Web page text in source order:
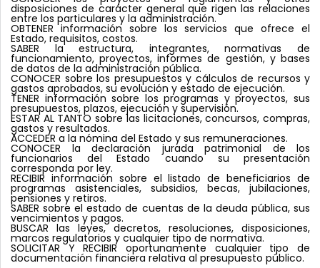
disposiciones de carácter general que rigen las relaciones
entre los particulares y la administración.
OBTENER información sobre los servicios que ofrece el
Estado, requisitos, costos.
SABER la estructura, integrantes, normativas de
funcionamiento, proyectos, informes de gestión, y bases
de datos de la administración pública.
CONOCER sobre los presupuestos y cálculos de recursos y
gastos aprobados, su evolución y estado de ejecución.
TENER información sobre los programas y proyectos, sus
presupuestos, plazos, ejecución y supervisión.
ESTAR AL TANTO sobre las licitaciones, concursos, compras,
gastos y resultados.
ACCEDER a la nómina del Estado y sus remuneraciones.
CONOCER la declaración jurada patrimonial de los
funcionarios del Estado cuando su presentación
corresponda por ley.
RECIBIR información sobre el listado de beneficiarios de
programas asistenciales, subsidios, becas, jubilaciones,
pensiones y retiros.
SABER sobre el estado de cuentas de la deuda pública, sus
vencimientos y pagos.
BUSCAR las leyes, decretos, resoluciones, disposiciones,
marcos regulatorios y cualquier tipo de normativa.
SOLICITAR Y RECIBIR oportunamente cualquier tipo de
documentación financiera relativa al presupuesto público.